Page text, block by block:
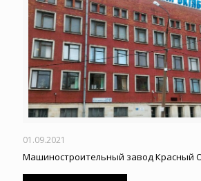
01.09.2021
Машиностроительный завод Красный